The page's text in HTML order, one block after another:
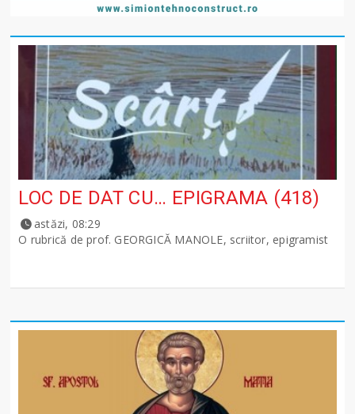
LOC DE DAT CU… EPIGRAMA (418)
astăzi, 08:29
O rubrică de prof. GEORGICĂ MANOLE, scriitor, epigramist